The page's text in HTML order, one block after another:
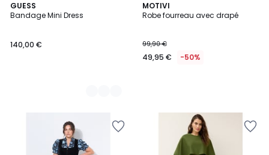
GUESS
Bandage Mini Dress
140,00 €
2
Couleurs
MOTIVI
Robe fourreau avec drapé
99,90 €
49,95 € -50%